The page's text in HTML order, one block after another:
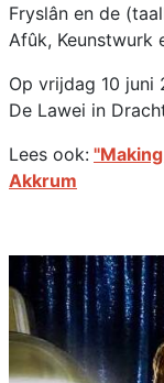
Fryslân en de
Afûk, Keunstwurk
Op vrijdag 10 juni
De Lawei in
Lees ook:
Akkrum